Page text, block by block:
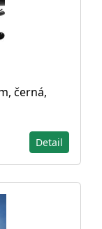
černá,
Detail